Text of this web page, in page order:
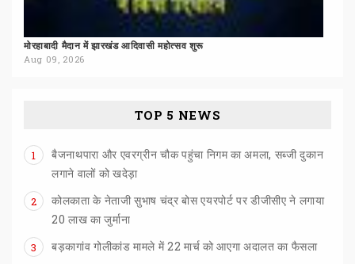
मोरहाबादी मैदान में झारखंड आदिवासी महोत्सव शुरू
Aug 09, 2026
TOP 5 NEWS
1
बैजनाथपारा और एवरग्रीन चौक पहुंचा निगम का अमला, सब्जी दुकान
लगाने वालों को खदेड़ा
2
कोलकाता के नेताजी सुभाष चंद्र बोस एयरपोर्ट पर डीजीसीए ने लगाया
20 लाख का जुर्माना
3 बड़कागांव गोलीकांड मामले में22 मार्च कोआएगाअदालत का फैसला